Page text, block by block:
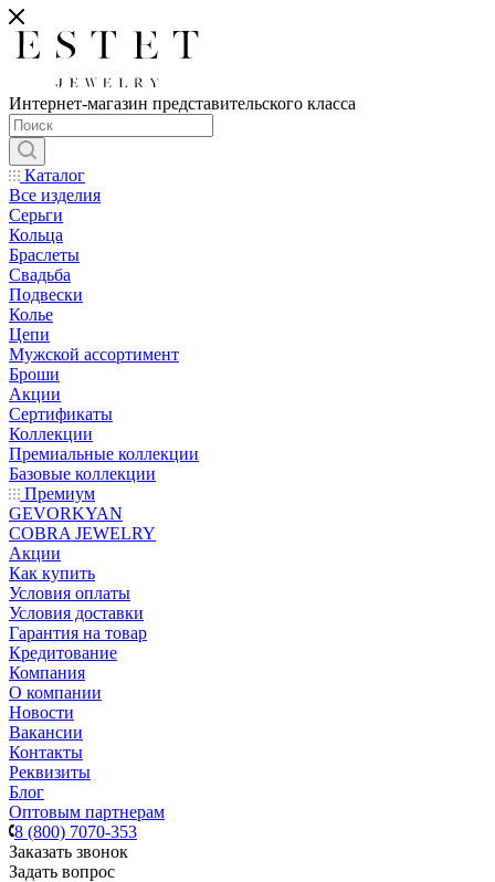
Интернет-магазин представительского класса
Каталог
Все изделия
Серьги
Кольца
Браслеты
Свадьба
Подвески
Колье
Цепи
Мужской ассортимент
Броши
Акции
Сертификаты
Коллекции
Премиальные коллекции
Базовые коллекции
Премиум
GEVORKYAN
COBRA JEWELRY
Акции
Как купить
Условия оплаты
Условия доставки
Гарантия на товар
Кредитование
Компания
О компании
Новости
Вакансии
Контакты
Реквизиты
Блог
Оптовым партнерам
8 (800) 7070-353
Заказать звонок
Задать вопрос